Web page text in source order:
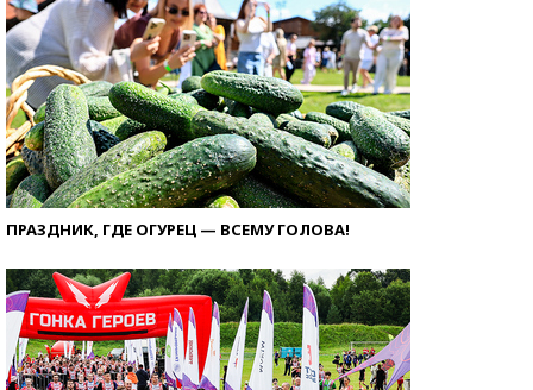
ПРАЗДНИК, ГДЕ ОГУРЕЦ — ВСЕМУ ГОЛОВА!